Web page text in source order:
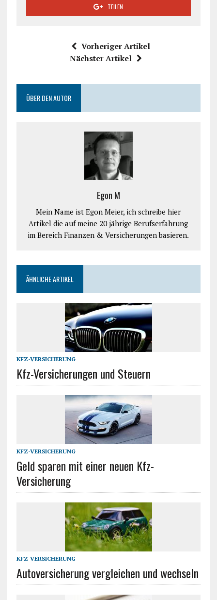
TEILEN
Vorheriger Artikel
Nächster Artikel
ÜBER DEN AUTOR
Egon M
Mein Name ist Egon Meier, ich schreibe hier
Artikel die auf meine 20 jährige Berufserfahrung
im Bereich Finanzen & Versicherungen basieren.
ÄHNLICHE ARTIKEL
KFZ-VERSICHERUNG
Kfz-Versicherungen und Steuern
KFZ-VERSICHERUNG
Geld sparen mit einer neuen Kfz-
Versicherung
KFZ-VERSICHERUNG
Autoversicherung vergleichen und wechseln